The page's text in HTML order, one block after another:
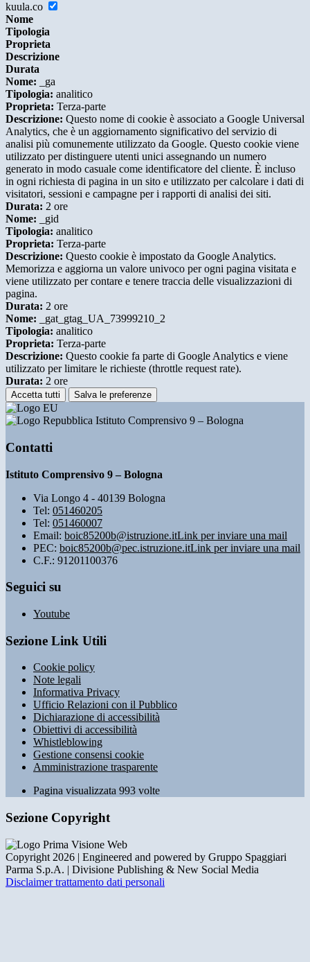
kuula.co
Nome
Tipologia
Proprieta
Descrizione
Durata
Nome: _ga
Tipologia: analitico
Proprieta: Terza-parte
Descrizione: Questo nome di cookie è associato a Google Universal
Analytics, che è un aggiornamento significativo del servizio di
analisi più comunemente utilizzato da Google. Questo cookie viene
utilizzato per distinguere utenti unici assegnando un numero
generato in modo casuale come identificatore del cliente. È incluso
in ogni richiesta di pagina in un sito e utilizzato per calcolare i dati di
visitatori, sessioni e campagne per i rapporti di analisi dei siti.
Durata: 2 ore
Nome: _gid
Tipologia: analitico
Proprieta: Terza-parte
Descrizione: Questo cookie è impostato da Google Analytics.
Memorizza e aggiorna un valore univoco per ogni pagina visitata e
viene utilizzato per contare e tenere traccia delle visualizzazioni di
pagina.
Durata: 2 ore
Nome: _gat_gtag_UA_73999210_2
Tipologia: analitico
Proprieta: Terza-parte
Descrizione: Questo cookie fa parte di Google Analytics e viene
utilizzato per limitare le richieste (throttle request rate).
Durata: 2 ore
Accetta tutti Salva le preferenze
Istituto Comprensivo 9 – Bologna
Contatti
Istituto Comprensivo 9 – Bologna
Via Longo 4 - 40139 Bologna
Tel: 051460205
Tel: 051460007
Email: boic85200b@istruzione.itLink per inviare una mail
PEC: boic85200b@pec.istruzione.itLink per inviare una mail
C.F.: 91201100376
Seguici su
Youtube
Sezione Link Utili
Cookie policy
Note legali
Informativa Privacy
Ufficio Relazioni con il Pubblico
Dichiarazione di accessibilità
Obiettivi di accessibilità
Whistleblowing
Gestione consensi cookie
Amministrazione trasparente
Pagina visualizzata 993 volte
Sezione Copyright
Copyright 2026 | Engineered and powered by Gruppo Spaggiari
Parma S.p.A. | Divisione Publishing & New Social Media
Disclaimer trattamento dati personali